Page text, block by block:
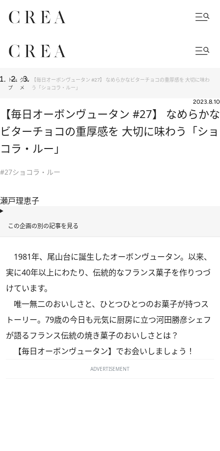
トッ
プ
グル
メ
【毎日オーボンヴュータン #27】 なめらかなビターチョコの重厚感を 大切に味わ
う「ショコラ・ルー」
2023.8.10
【毎日オーボンヴュータン #27】 なめらかな
ビターチョコの重厚感を 大切に味わう「ショ
コラ・ルー」
#27ショコラ・ルー
瀬戸理恵子
この企画の別の記事を見る
1981年、尾山台に誕生したオーボンヴュータン。以来、
実に40年以上にわたり、伝統的なフランス菓子を作りつづ
けています。
唯一無二のおいしさと、ひとつひとつのお菓子が持つス
トーリー。79歳の今日も元気に厨房に立つ河田勝彦シェフ
が語るフランス伝統の焼き菓子のおいしさとは？
【毎日オーボンヴュータン】でお会いしましょう！
ADVERTISEMENT